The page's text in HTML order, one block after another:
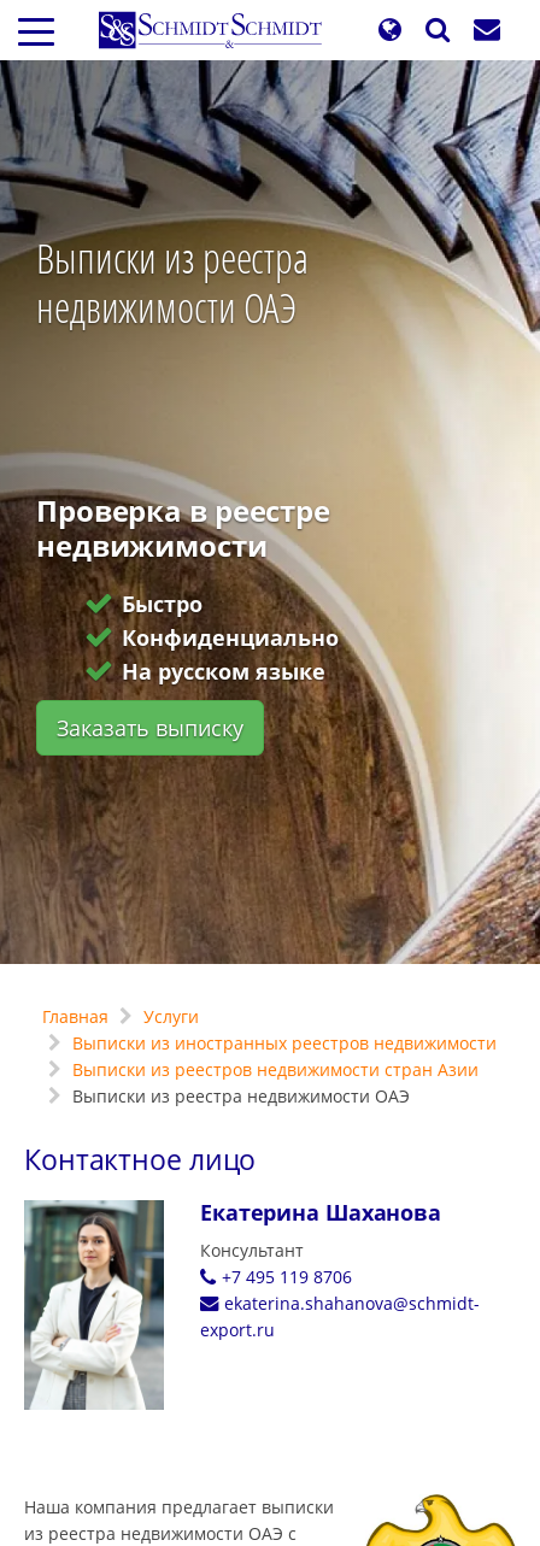
Перейти
основному
содержанию
Выписки из реестра
недвижимости ОАЭ
Проверка в реестре
недвижимости
Быстро
Конфиденциально
На русском языке
Заказать выписку
Главная
Услуги
Выписки из иностранных реестров недвижимости
Выписки из реестров недвижимости стран Азии
Выписки из реестра недвижимости ОАЭ
Контактное лицо
Екатерина Шаханова
Консультант
+7 495 119 8706
ekaterina.shahanova@schmidt-
export.ru
Наша компания предлагает выписки
из реестра недвижимости ОАЭ с